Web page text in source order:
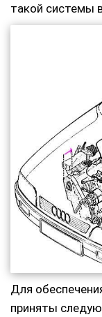
такой системы
Для
приняты